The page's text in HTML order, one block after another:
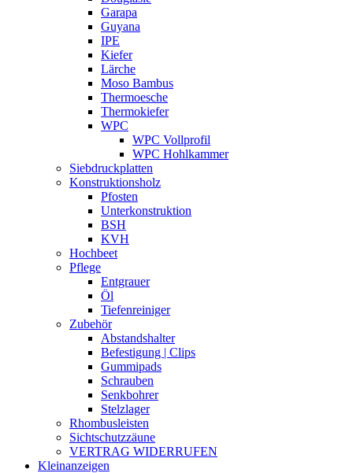
Garapa
Guyana
IPE
Kiefer
Lärche
Moso Bambus
Thermoesche
Thermokiefer
WPC
WPC Vollprofil
WPC Hohlkammer
Siebdruckplatten
Konstruktionsholz
Pfosten
Unterkonstruktion
BSH
KVH
Hochbeet
Pflege
Entgrauer
Öl
Tiefenreiniger
Zubehör
Abstandshalter
Befestigung | Clips
Gummipads
Schrauben
Senkbohrer
Stelzlager
Rhombusleisten
Sichtschutzzäune
VERTRAG WIDERRUFEN
Kleinanzeigen